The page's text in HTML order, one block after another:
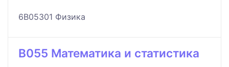
6B05301 Физика
B055 Математика и статистика